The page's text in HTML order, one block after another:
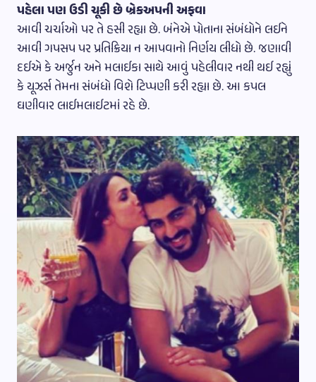
પહેલા પણ ઉડી ચૂકી છે બ્રેકઅપની અફવા
આવી ચર્ચાઓ પર તે હસી રહ્યા છે. બંનેએ પોતાના સંબંધોને લઈને
આવી ગપસપ પર પ્રતિક્રિયા ન આપવાનો નિર્ણય લીધો છે. જણાવી
દઈએ કે અર્જુન અને મલાઈકા સાથે આવું પહેલીવાર નથી થઈ રહ્યું
કે યૂઝર્સ તેમના સંબંધો વિશે ટિપ્પણી કરી રહ્યા છે. આ કપલ
ઘણીવાર લાઈમલાઈટમાં રહે છે.